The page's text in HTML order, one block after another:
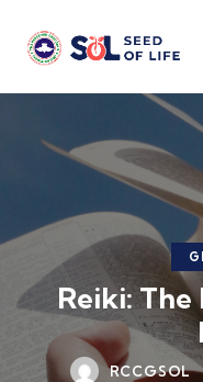
Reiki:
RCCGSOL